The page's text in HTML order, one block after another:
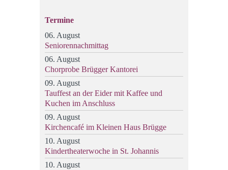
Termine
06. August
Seniorennachmittag
06. August
Chorprobe Brügger Kantorei
09. August
Tauffest an der Eider mit Kaffee und
Kuchen im Anschluss
09. August
Kirchencafé im Kleinen Haus Brügge
10. August
Kindertheaterwoche in St. Johannis
10. August